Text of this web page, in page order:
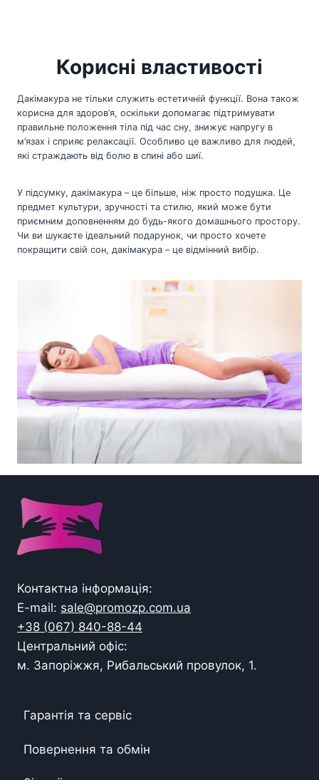
Корисні властивості
Дакімакура не тільки служить естетичній функції. Вона також
корисна для здоров’я, оскільки допомагає підтримувати
правильне положення тіла під час сну, знижує напругу в
м’язах і сприяє релаксації. Особливо це важливо для людей,
які страждають від болю в спині або шиї.
У підсумку, дакімакура – це більше, ніж просто подушка. Це
предмет культури, зручності та стилю, який може бути
приємним доповненням до будь-якого домашнього простору.
Чи ви шукаєте ідеальний подарунок, чи просто хочете
покращити свій сон, дакімакура – це відмінний вибір.
Контактна інформація:
E-mail: sale@promozp.com.ua
+38 (067) 840-88-44
Центральний офіс:
м. Запоріжжя, Рибальський провулок, 1.
Гарантія та сервіс
Повернення та обмін